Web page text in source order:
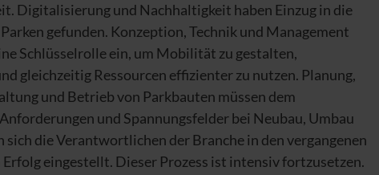
Digitalisierung und Nachhaltigkeit haben Einzug in die
gefunden. Konzeption, Technik und Management
Schlüsselrolle ein, um Mobilität zu gestalten,
gleichzeitig Ressourcen effizienter zu nutzen. Planung,
und Betrieb von Parkbauten müssen dem
und Spannungsfelder bei Neubau, Umbau
die Verantwortlichen der Branche in den vergangenen
eingestellt. Dieser Prozess ist intensiv fortzusetzen.